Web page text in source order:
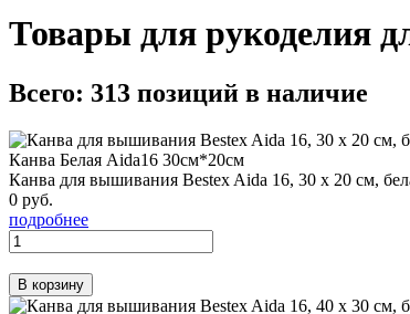
Товары для рукоделия
Всего: 313 позиций в наличие
Канва Белая Aida16 30см*20см
Канва для вышивания Bestex Aida 16, 30 х 20 см,
0 руб.
подробнее